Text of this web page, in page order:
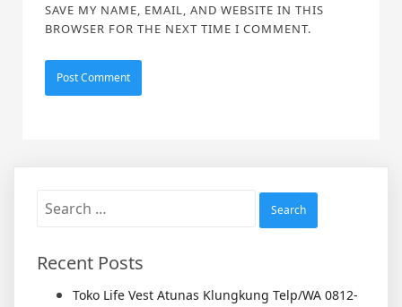
SAVE MY NAME, EMAIL, AND WEBSITE IN THIS
BROWSER FOR THE NEXT TIME I COMMENT.
Search
Recent Posts
Toko Life Vest Atunas Klungkung Telp/WA 0812-